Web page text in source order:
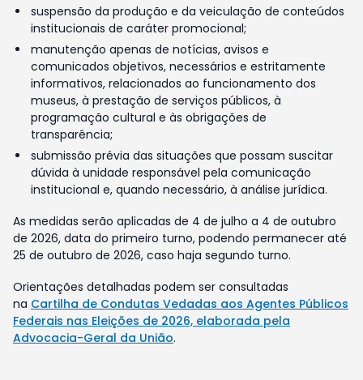
suspensão da produção e da veiculação de conteúdos
institucionais de caráter promocional;
manutenção apenas de notícias, avisos e
comunicados objetivos, necessários e estritamente
informativos, relacionados ao funcionamento dos
museus, à prestação de serviços públicos, à
programação cultural e às obrigações de
transparência;
submissão prévia das situações que possam suscitar
dúvida à unidade responsável pela comunicação
institucional e, quando necessário, à análise jurídica.
As medidas serão aplicadas de 4 de julho a 4 de outubro
de 2026, data do primeiro turno, podendo permanecer até
25 de outubro de 2026, caso haja segundo turno.
Orientações detalhadas podem ser consultadas
na Cartilha de Condutas Vedadas aos Agentes Públicos
Federais nas Eleições de 2026, elaborada pela
Advocacia-Geral da União.